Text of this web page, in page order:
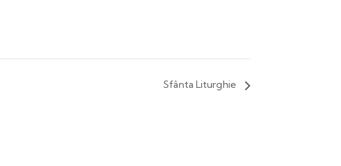
Sfânta Liturghie